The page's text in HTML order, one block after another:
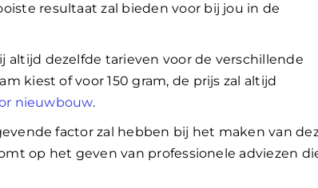
resultaat zal bieden voor bij jou in de
dezelfde tarieven voor de verschillende
kiest of voor 150 gram, de prijs zal altijd
nieuwbouw.
factor zal hebben bij het maken van
op het geven van professionele adviezen